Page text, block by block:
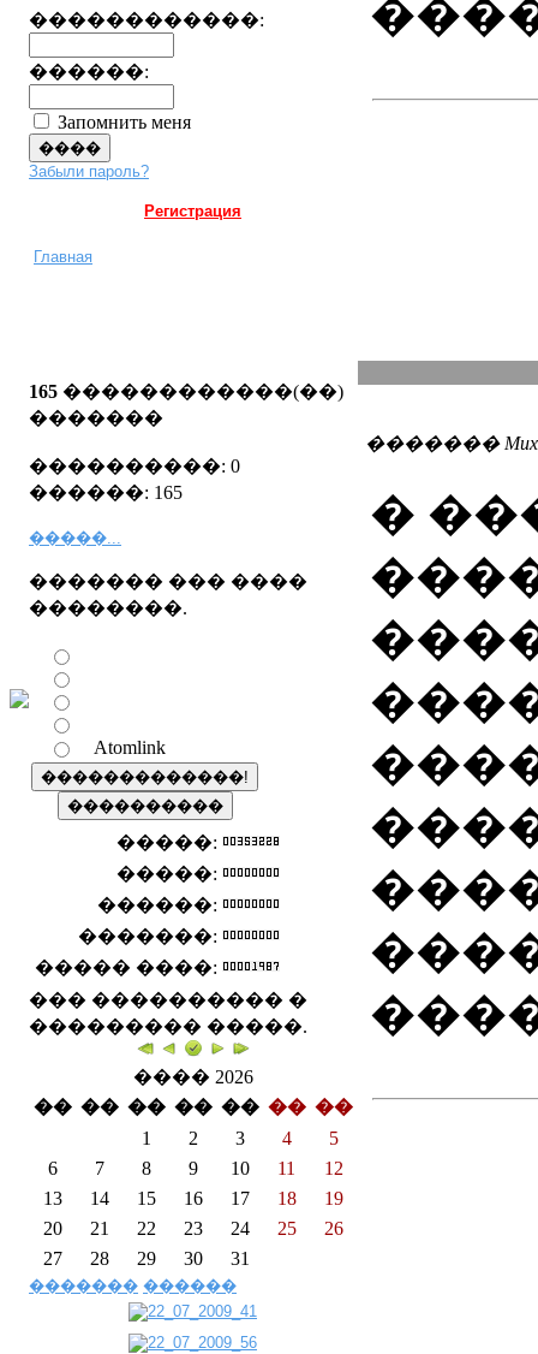
������������:
������:
Запомнить меня
Забыли пароль?
Регистрация
Главная
165 ������������(��)
�������
����������: 0
������: 165
�����...
������� ��� ����
��������.
Atomlink
�����:
�����:
������:
�������:
����� ����:
��� ���������� �
��������� �����.
���� 2026
�� �� �� �� �� �� ��
1
2 3 4
5
6
7 8 9 10 11
12
13
14 15 16 17 18
19
20
21 22 23 24 25
26
27
28 29 30 31
������� ������
�������
�